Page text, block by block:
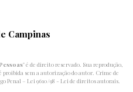
Campinas
" é de direito reservado. Sua reprodução,
sem a autorização do autor. Crime de
Penal – Lei 9610/98 - Lei de direitos autorais.